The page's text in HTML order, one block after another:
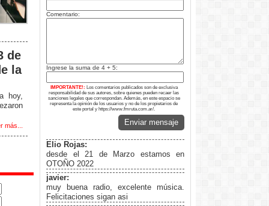
de
la
hoy,
más...
Comentario:
Ingrese la suma de 4 + 5:
IMPORTANTE!: Los comentarios publicados son de exclusiva
responsabilidad de sus autores, sobre quienes pueden recaer las
sanciones legales que correspondan. Además, en este espacio se
representa la opinión de los usuarios y no de los propietarios de
este portal y https://www.fmruta.com.ar/.
Enviar mensaje
Elio Rojas:
desde el 21 de Marzo estamos en
OTOÑO 2022
javier:
muy buena radio, excelente música.
Felicitaciones sigan asi